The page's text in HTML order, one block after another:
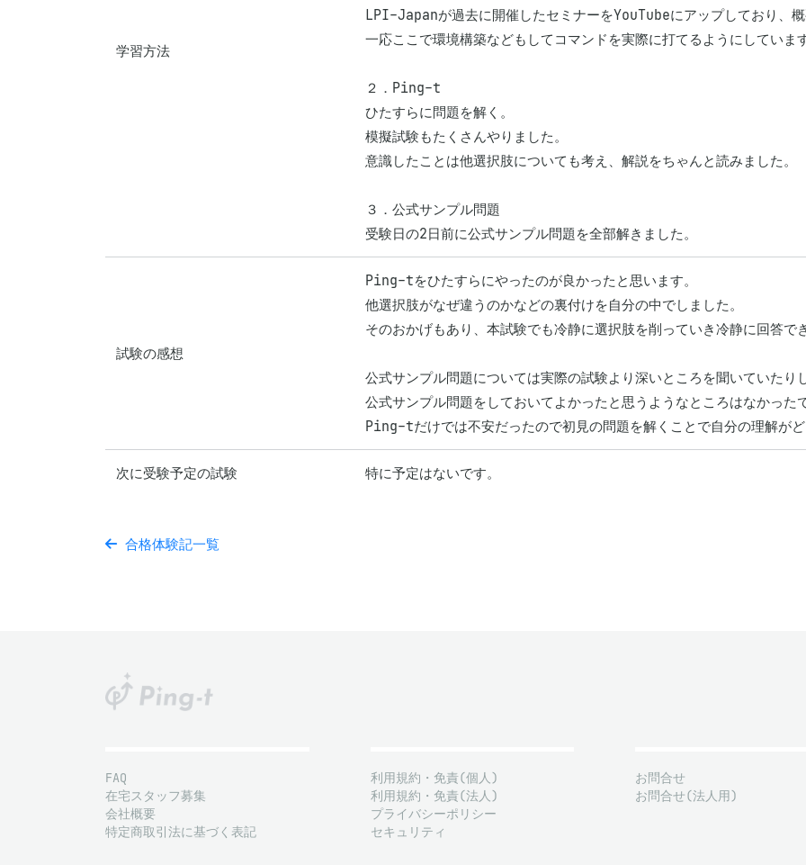
学習方法
LPI-Japanが過去に開催したセミナーをYouTubeにアップしており、概
一応ここで環境構築などもしてコマンドを実際に打てるようにしています
２．Ping-t
ひたすらに問題を解く。
模擬試験もたくさんやりました。
意識したことは他選択肢についても考え、解説をちゃんと読みました。
３．公式サンプル問題
受験日の2日前に公式サンプル問題を全部解きました。
試験の感想
Ping-tをひたすらにやったのが良かったと思います。
他選択肢がなぜ違うのかなどの裏付けを自分の中でしました。
そのおかげもあり、本試験でも冷静に選択肢を削っていき冷静に回答で
公式サンプル問題については実際の試験より深いところを聞いていたり
公式サンプル問題をしておいてよかったと思うようなところはなかったで
Ping-tだけでは不安だったので初見の問題を解くことで自分の理解がど
次に受験予定の試験 特に予定はないです。
合格体験記一覧
FAQ
在宅スタッフ募集
会社概要
特定商取引法に基づく表記
利用規約・免責(個人)
利用規約・免責(法人)
プライバシーポリシー
セキュリティ
お問合せ
お問合せ(法人用)